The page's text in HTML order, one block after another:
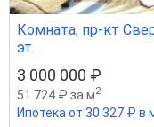
Комната, пр-кт
эт.
3 000 000 ₽
51 724 ₽ за м2
Ипотека от 30 327 ₽ в